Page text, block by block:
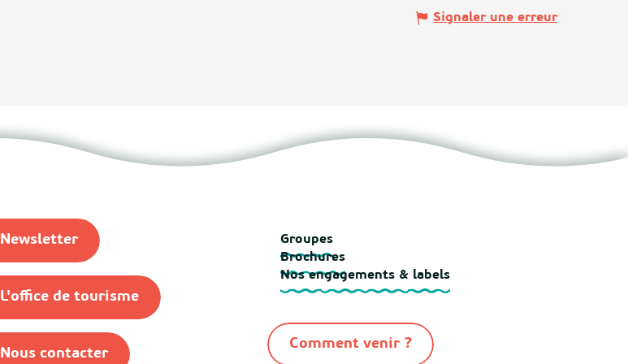
Signaler une erreur
Newsletter
L'office de tourisme
Nous contacter
Groupes
Brochures
Nos engagements & labels
Comment venir ?